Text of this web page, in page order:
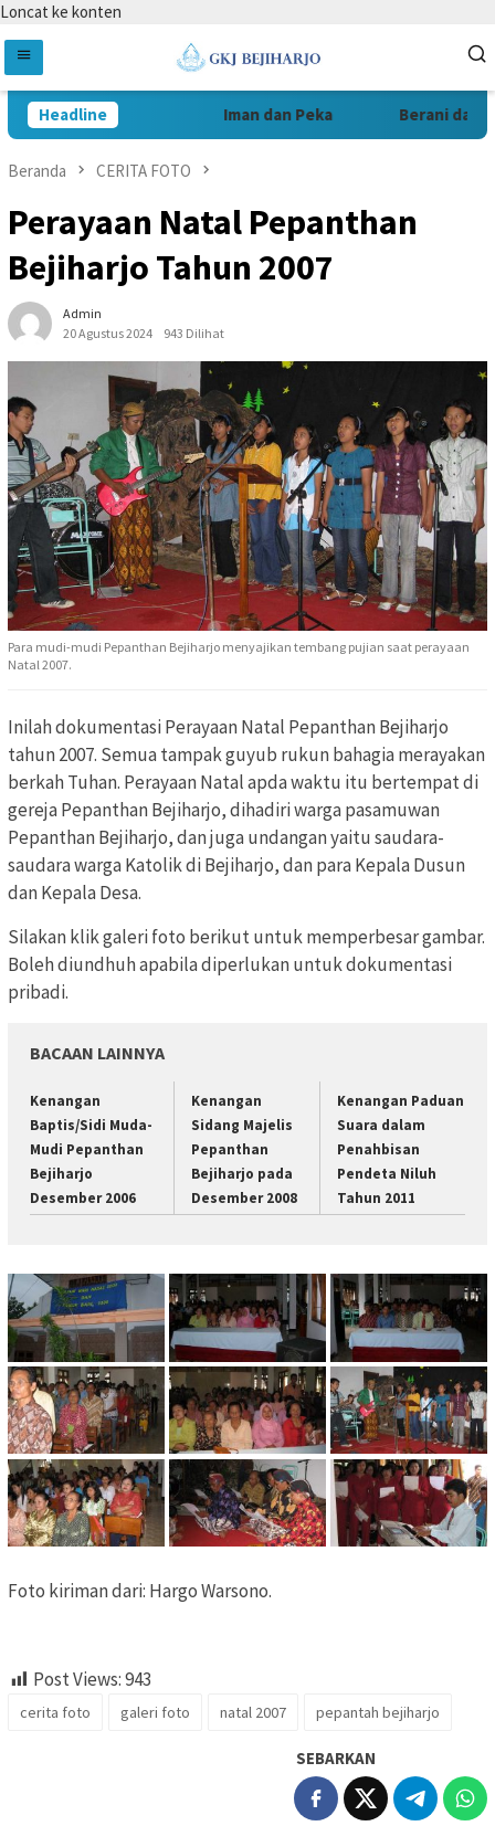
Loncat ke konten
Headline Iman dan Peka Berani dan
Beranda CERITA FOTO
Perayaan Natal Pepanthan
Bejiharjo Tahun 2007
Admin
20 Agustus 2024
943 Dilihat
Para mudi-mudi Pepanthan Bejiharjo menyajikan tembang pujian saat perayaan
Natal 2007.
Inilah dokumentasi Perayaan Natal Pepanthan Bejiharjo
tahun 2007. Semua tampak guyub rukun bahagia merayakan
berkah Tuhan. Perayaan Natal apda waktu itu bertempat di
gereja Pepanthan Bejiharjo, dihadiri warga pasamuwan
Pepanthan Bejiharjo, dan juga undangan yaitu saudara-
saudara warga Katolik di Bejiharjo, dan para Kepala Dusun
dan Kepala Desa.
Silakan klik galeri foto berikut untuk memperbesar gambar.
Boleh diundhuh apabila diperlukan untuk dokumentasi
pribadi.
BACAAN LAINNYA
Kenangan
Baptis/Sidi Muda-
Mudi Pepanthan
Bejiharjo
Desember 2006
Kenangan
Sidang Majelis
Pepanthan
Bejiharjo pada
Desember 2008
Kenangan Paduan
Suara dalam
Penahbisan
Pendeta Niluh
Tahun 2011
Foto kiriman dari: Hargo Warsono.
Post Views:943
cerita foto galeri foto natal 2007 pepantah bejiharjo
SEBARKAN